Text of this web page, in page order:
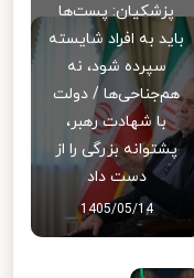
پزشکیان: پست‌ها
باید به افراد شایسته
سپرده شود، نه
هم‌جناحی‌ها / دولت
با شهادت رهبر،
پشتوانه بزرگی را از
دست داد
1405/05/14